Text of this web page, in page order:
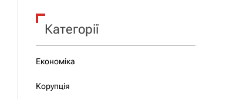
Категорії
Економіка
Корупція